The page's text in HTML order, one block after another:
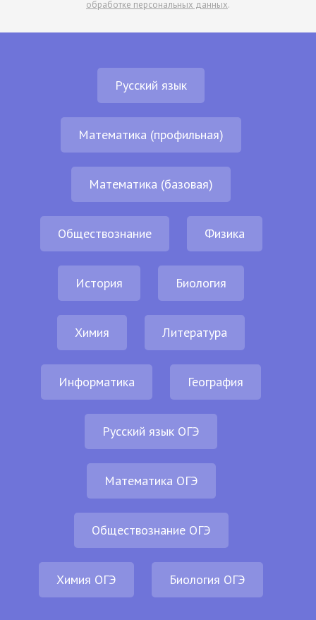
обработке персональных данных.
Русский язык
Математика (профильная)
Математика (базовая)
Обществознание Физика
История Биология
Химия Литература
Информатика География
Русский язык ОГЭ
Математика ОГЭ
Обществознание ОГЭ
Химия ОГЭ Биология ОГЭ